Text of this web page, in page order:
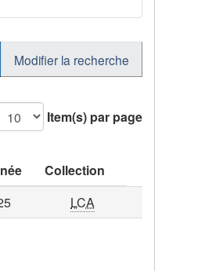
Modifier la recherche
Item(s) par page
Collection
LCA